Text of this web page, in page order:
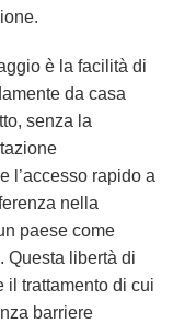
è la facilità di
da casa
senza la
l’accesso rapido a
nella
paese come
Questa libertà di
il trattamento di cui
barriere